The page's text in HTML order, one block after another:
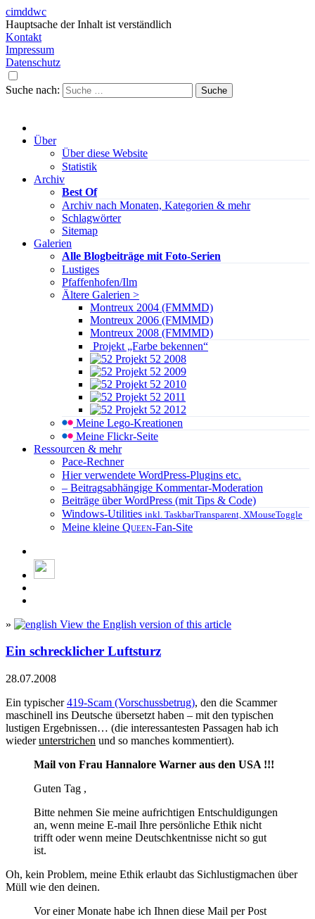
cimddwc
Hauptsache der Inhalt ist verständlich
Kontakt
Impressum
Datenschutz
Suche nach:
Über
Über diese Website
Statistik
Archiv
Best Of
Archiv nach Monaten, Kategorien & mehr
Schlagwörter
Sitemap
Galerien
Alle Blogbeiträge mit Foto-Serien
Lustiges
Pfaffenhofen/Ilm
Ältere Galerien >
Montreux 2004 (FMMMD)
Montreux 2006 (FMMMD)
Montreux 2008 (FMMMD)
Projekt „Farbe bekennen“
Projekt 52 2008
Projekt 52 2009
Projekt 52 2010
Projekt 52 2011
Projekt 52 2012
Meine Lego-Kreationen
Meine Flickr-Seite
Ressourcen & mehr
Pace-Rechner
Hier verwendete WordPress-Plugins etc.
– Beitragsabhängige Kommentar-Moderation
Beiträge über WordPress (mit Tips & Code)
Windows-Utilities inkl. TaskbarTransparent, XMouseToggle
Meine kleine Queen-Fan-Site
» View the English version of this article
Ein schrecklicher Luftsturz
28.07.2008
Ein typischer419-Scam (Vorschussbetrug), den die Scammer
maschinell ins Deutsche übersetzt haben – mit den typischen
lustigen Ergebnissen… (die interessantesten Passagen hab ich
wiederunterstrichen und so manches kommentiert).
Mail von Frau Hannalore Warner aus den USA !!!
Guten Tag ,
Bitte nehmen Sie meine aufrichtigen Entschuldigungen
an, wenn meine E-mail Ihre persönliche Ethik nicht
trifft oder wenn meine Deutschkentnisse nicht so gut
ist.
Oh, kein Problem, meine Ethik erlaubt das Sichlustigmachen über
Müll wie den deinen.
Vor einer Monate habe ich Ihnen diese Mail per Post